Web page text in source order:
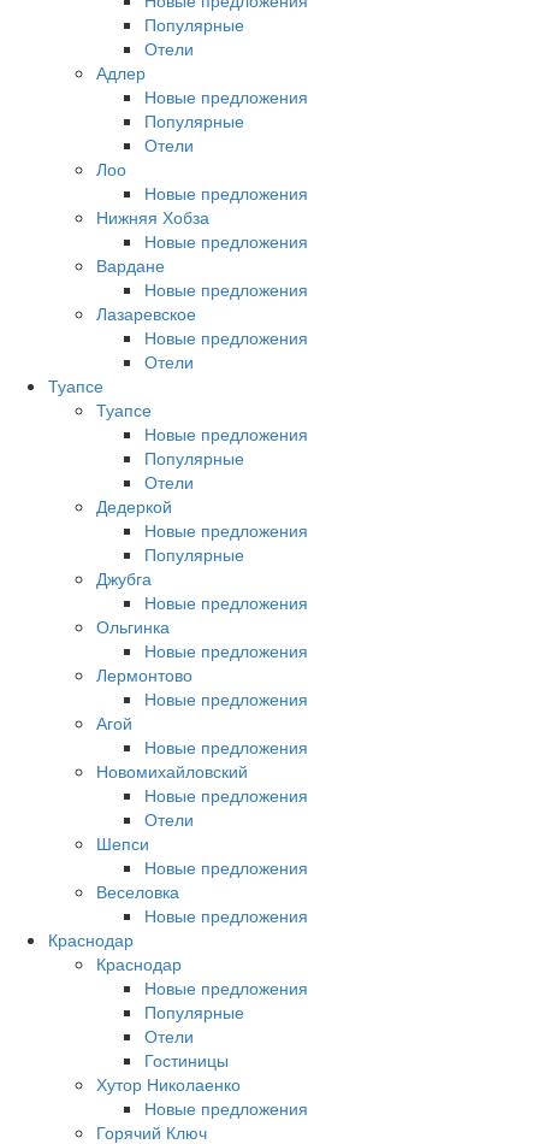
Популярные
Отели
Адлер
Новые предложения
Популярные
Отели
Лоо
Новые предложения
Нижняя Хобза
Новые предложения
Вардане
Новые предложения
Лазаревское
Новые предложения
Отели
Туапсе
Туапсе
Новые предложения
Популярные
Отели
Дедеркой
Новые предложения
Популярные
Джубга
Новые предложения
Ольгинка
Новые предложения
Лермонтово
Новые предложения
Агой
Новые предложения
Новомихайловский
Новые предложения
Отели
Шепси
Новые предложения
Веселовка
Новые предложения
Краснодар
Краснодар
Новые предложения
Популярные
Отели
Гостиницы
Хутор Николаенко
Новые предложения
Горячий Ключ